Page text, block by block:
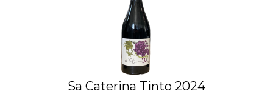
Sa Caterina Tinto 2024